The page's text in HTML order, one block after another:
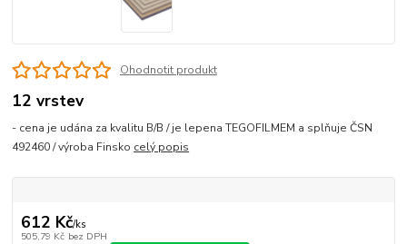
Ohodnotit produkt
12 vrstev
- cena je udána za kvalitu B/B / je lepena TEGOFILMEM a splňuje ČSN
492460 / výroba Finsko celý popis
612 Kč/ks
505,79 Kč bez DPH